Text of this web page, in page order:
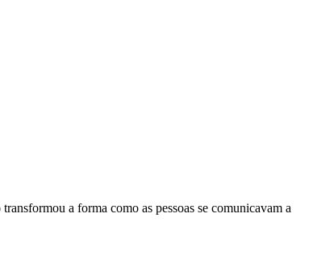
a forma como as pessoas se comunicavam a